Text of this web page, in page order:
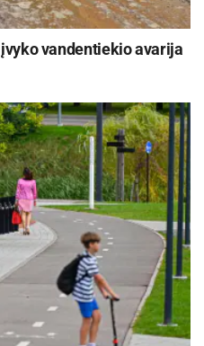
vandentiekio avarija